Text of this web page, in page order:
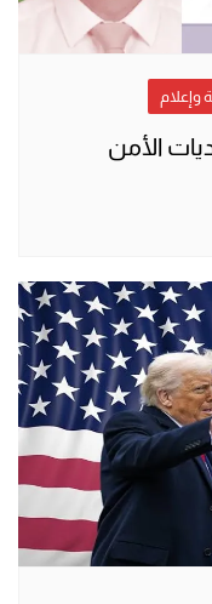
وإعلام
الأمن